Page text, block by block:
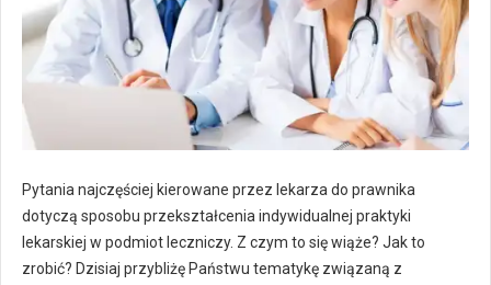
Pytania najczęściej kierowane przez lekarza do prawnika
dotyczą sposobu przekształcenia indywidualnej praktyki
lekarskiej w podmiot leczniczy. Z czym to się wiąże? Jak to
zrobić? Dzisiaj przybliżę Państwu tematykę związaną z